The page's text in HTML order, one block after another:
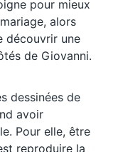
pour mieux
alors
découvrir une
de Giovanni.
dessinées de
avoir
Pour elle, être
reproduire la